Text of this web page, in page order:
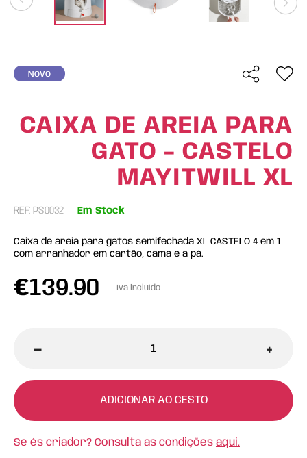
NOVO
CAIXA DE AREIA PARA
GATO - CASTELO
MAYITWILL XL
REF: PS0032 Em Stock
Caixa de areia para gatos semifechada XL CASTELO 4 em 1
com arranhador em cartão, cama e a pá.
€139.90 Iva incluído
- +
ADICIONAR AO CESTO
Se és criador? Consulta as condições aqui.